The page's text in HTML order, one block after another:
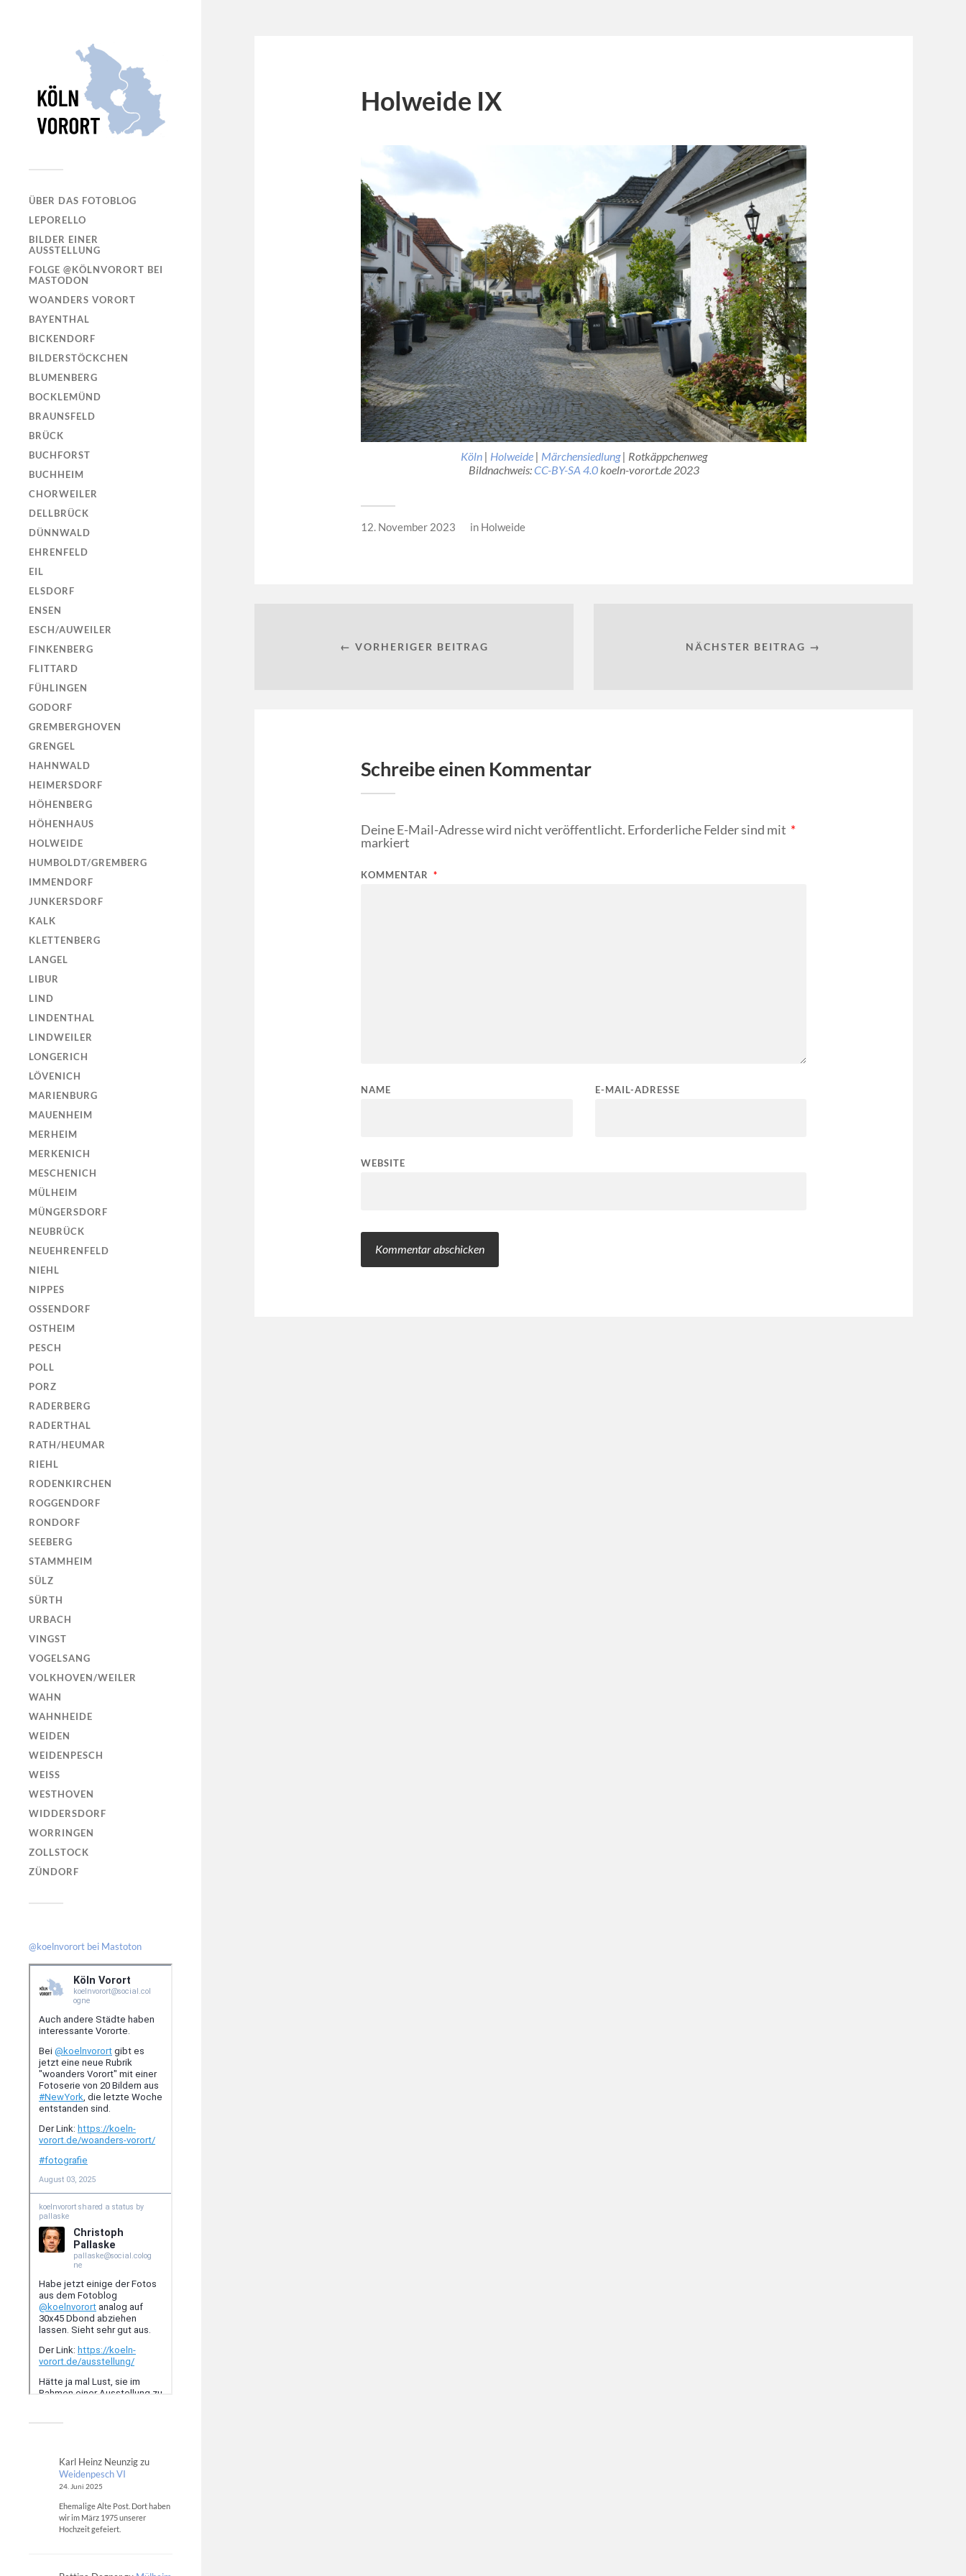
ÜBER DAS FOTOBLOG
LEPORELLO
BILDER EINER
AUSSTELLUNG
FOLGE @KÖLNVORORT BEI
MASTODON
WOANDERS VORORT
BAYENTHAL
BICKENDORF
BILDERSTÖCKCHEN
BLUMENBERG
BOCKLEMÜND
BRAUNSFELD
BRÜCK
BUCHFORST
BUCHHEIM
CHORWEILER
DELLBRÜCK
DÜNNWALD
EHRENFELD
EIL
ELSDORF
ENSEN
ESCH/AUWEILER
FINKENBERG
FLITTARD
FÜHLINGEN
GODORF
GREMBERGHOVEN
GRENGEL
HAHNWALD
HEIMERSDORF
HÖHENBERG
HÖHENHAUS
HOLWEIDE
HUMBOLDT/GREMBERG
IMMENDORF
JUNKERSDORF
KALK
KLETTENBERG
LANGEL
LIBUR
LIND
LINDENTHAL
LINDWEILER
LONGERICH
LÖVENICH
MARIENBURG
MAUENHEIM
MERHEIM
MERKENICH
MESCHENICH
MÜLHEIM
MÜNGERSDORF
NEUBRÜCK
NEUEHRENFELD
NIEHL
NIPPES
OSSENDORF
OSTHEIM
PESCH
POLL
PORZ
RADERBERG
RADERTHAL
RATH/HEUMAR
RIEHL
RODENKIRCHEN
ROGGENDORF
RONDORF
SEEBERG
STAMMHEIM
SÜLZ
SÜRTH
URBACH
VINGST
VOGELSANG
VOLKHOVEN/WEILER
WAHN
WAHNHEIDE
WEIDEN
WEIDENPESCH
WEISS
WESTHOVEN
WIDDERSDORF
WORRINGEN
ZOLLSTOCK
ZÜNDORF
@koelnvorort bei Mastoton
Karl Heinz Neunzigzu
Weidenpesch VI
24. Juni 2025
Ehemalige Alte Post. Dort haben
wir im März 1975 unserer
Hochzeit gefeiert.
Holweide IX
Köln| Holweide| Märchensiedlung| Rotkäppchenweg
Bildnachweis:CC-BY-SA 4.0koeln-vorort.de 2023
12. November 2023 in Holweide
← VORHERIGER BEITRAG NÄCHSTER BEITRAG →
Schreibe einen Kommentar
Deine E-Mail-Adresse wird nicht veröffentlicht. Erforderliche Felder sind mit *
markiert
KOMMENTAR *
NAME E-MAIL-ADRESSE
WEBSITE